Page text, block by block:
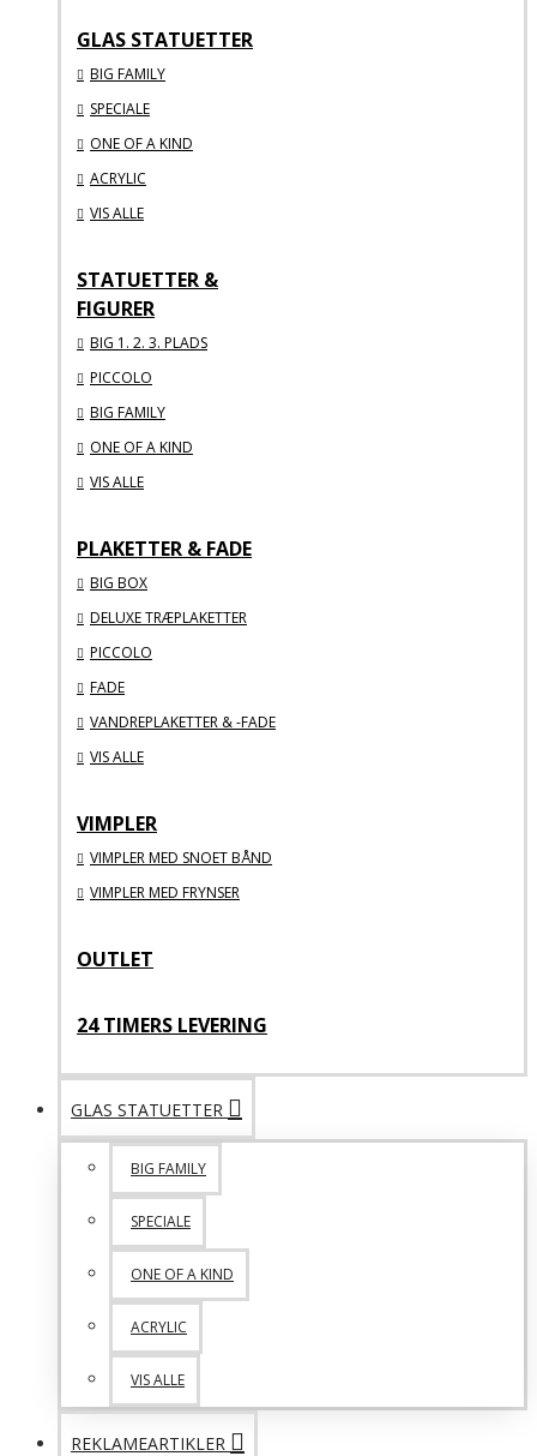
GLAS STATUETTER
BIG FAMILY
SPECIALE
ONE OF A KIND
ACRYLIC
VIS ALLE
STATUETTER &
FIGURER
BIG 1. 2. 3. PLADS
PICCOLO
BIG FAMILY
ONE OF A KIND
VIS ALLE
PLAKETTER & FADE
BIG BOX
DELUXE TRÆPLAKETTER
PICCOLO
FADE
VANDREPLAKETTER & -FADE
VIS ALLE
VIMPLER
VIMPLER MED SNOET BÅND
VIMPLER MED FRYNSER
OUTLET
24 TIMERS LEVERING
GLAS STATUETTER
BIG FAMILY
SPECIALE
ONE OF A KIND
ACRYLIC
VIS ALLE
REKLAMEARTIKLER